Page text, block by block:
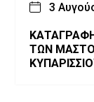
3
ΤΩΝ